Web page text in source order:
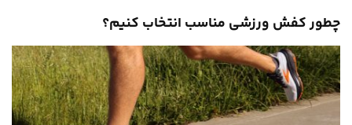
چطور کفش ورزشی مناسب انتخاب کنیم؟